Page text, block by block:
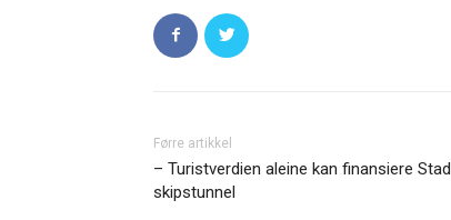
Førre artikkel
– Turistverdien aleine kan finansiere Stad
skipstunnel